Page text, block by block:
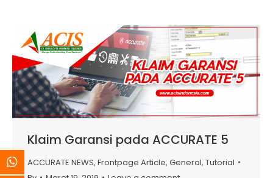
Klaim Garansi pada ACCURATE 5
ACCURATE NEWS, Frontpage Article, General, Tutorial